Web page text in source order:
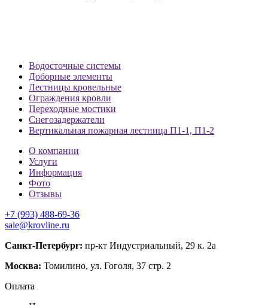
Водосточные системы
Доборные элементы
Лестницы кровельные
Ограждения кровли
Переходные мостики
Снегозадержатели
Вертикальная пожарная лестница П1-1, П1-2
О компании
Услуги
Информация
Фото
Отзывы
+7 (993) 488-69-36
sale@krovline.ru
Санкт-Петербург: пр-кт Индустриальный, 29 к. 2а
Москва: Томилино, ул. Гоголя, 37 стр. 2
Оплата